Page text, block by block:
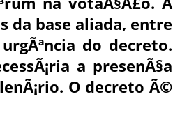
da base aliada, entre
do decreto.
a presenÃ§a
O decreto Ã©